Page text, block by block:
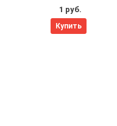
1 руб.
Купить